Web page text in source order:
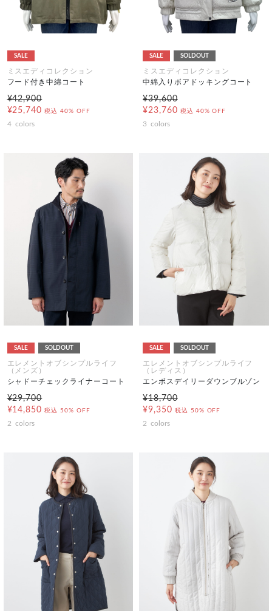
SALE
ミスエディコレクション
フード付き中綿コート
¥42,900
¥25,740 税込 40% OFF
4 colors
SALE SOLDOUT
ミスエディコレクション
中綿入りボアドッキングコート
¥39,600
¥23,760 税込 40% OFF
3 colors
SALE SOLDOUT
エレメントオブシンプルライフ
（メンズ）
シャドーチェックライナーコート
¥29,700
¥14,850 税込 50% OFF
2 colors
SALE SOLDOUT
エレメントオブシンプルライフ
（レディス）
エンボスデイリーダウンブルゾン
¥18,700
¥9,350 税込 50% OFF
2 colors